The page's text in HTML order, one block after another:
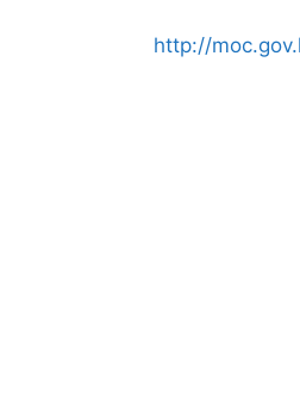
http://